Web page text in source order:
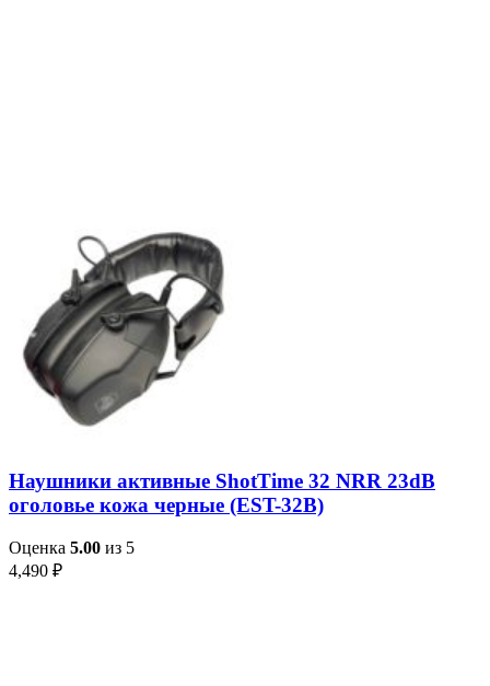
Наушники активные ShotTime 32 NRR 23dB
оголовье кожа черные (EST-32B)
Оценка 5.00 из 5
4,490 ₽